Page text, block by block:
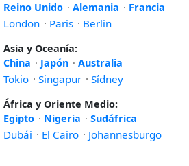
Reino Unido · Alemania · Francia
London · Paris · Berlin
Asia y Oceanía:
China · Japón · Australia
Tokio · Singapur · Sídney
África y Oriente Medio:
Egipto · Nigeria · Sudáfrica
Dubái · El Cairo · Johannesburgo